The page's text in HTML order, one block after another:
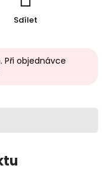
Sdílet
Při objednávce